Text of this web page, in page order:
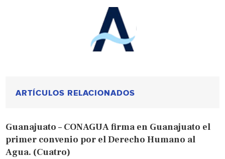
ARTÍCULOS RELACIONADOS
Guanajuato – CONAGUA firma en Guanajuato el
primer convenio por el Derecho Humano al
Agua. (Cuatro)